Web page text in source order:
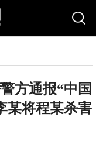
方通报“中国
某将程某杀害